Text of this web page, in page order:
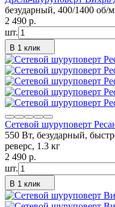
безударный, 400/1400
2 490 p.
шт.
В 1 клик
Сетевой шуруповерт
550 Вт, безударный,
реверс, 1.3 кг
2 490 p.
шт.
В 1 клик